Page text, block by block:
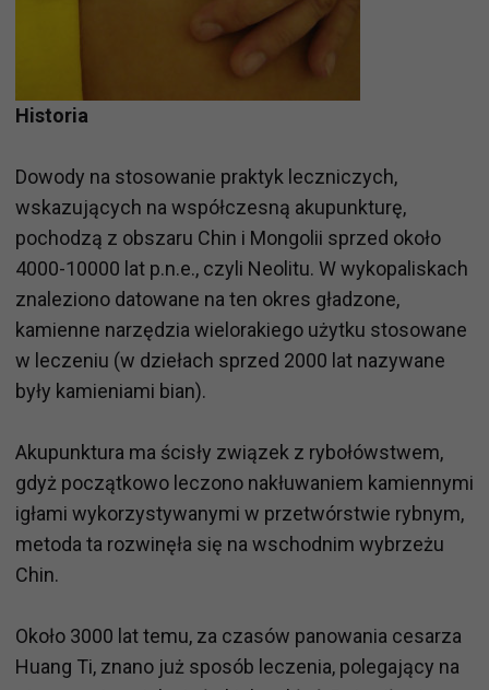
Historia
Dowody na stosowanie praktyk leczniczych,
wskazujących na współczesną akupunkturę,
pochodzą z obszaru Chin i Mongolii sprzed około
4000-10000 lat p.n.e., czyli Neolitu. W wykopaliskach
znaleziono datowane na ten okres gładzone,
kamienne narzędzia wielorakiego użytku stosowane
w leczeniu (w dziełach sprzed 2000 lat nazywane
były kamieniami bian).
Akupunktura ma ścisły związek z rybołówstwem,
gdyż początkowo leczono nakłuwaniem kamiennymi
igłami wykorzystywanymi w przetwórstwie rybnym,
metoda ta rozwinęła się na wschodnim wybrzeżu
Chin.
Około 3000 lat temu, za czasów panowania cesarza
Huang Ti, znano już sposób leczenia, polegający na